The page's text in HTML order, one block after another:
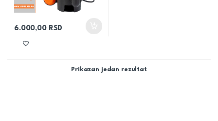
6.000,00 RSD
Prikazan jedan rezultat